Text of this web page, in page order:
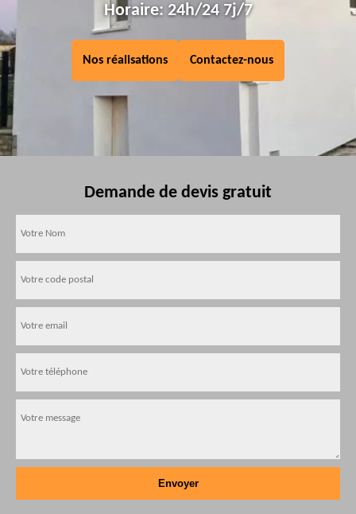
Horaire: 24h/24 7j/7
Nos réalisations Contactez-nous
Demande de devis gratuit